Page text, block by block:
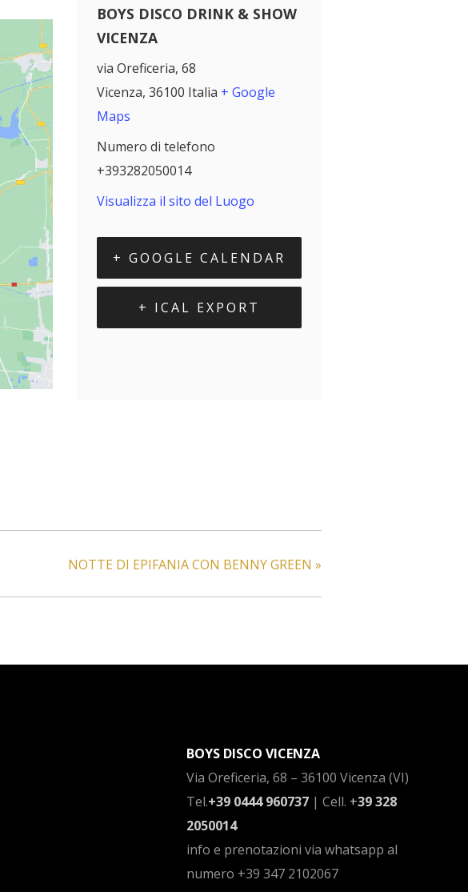
BOYS DISCO DRINK & SHOW
VICENZA
via Oreficeria, 68
Vicenza, 36100 Italia + Google
Maps
Numero di telefono
+393282050014
Visualizza il sito del Luogo
+ GOOGLE CALENDAR
+ ICAL EXPORT
NOTTE DI EPIFANIA CON BENNY GREEN »
BOYS DISCO VICENZA
Via Oreficeria, 68 – 36100 Vicenza (VI)
Tel.+39 0444 960737 | Cell. +39 328
2050014
info e prenotazioni via whatsapp al
numero +39 347 2102067